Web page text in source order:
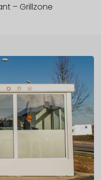
– Grillzone